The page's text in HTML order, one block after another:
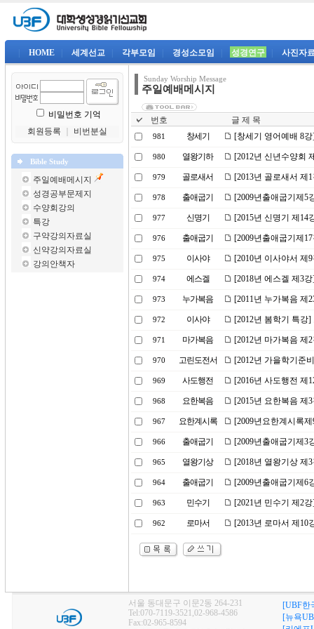
HOME 세계선교 각부모임 경성소모임 성경연구 사진자
비밀번호 기억
회원등록
비번분실
Bible Study
주일예배메시지
성경공부문제지
수양회강의
특강
구약강의자료실
신약강의자료실
강의안책자
Sunday Worship Message
주일예배메시지
번호 글 제 목
981 창세기 [창세기 영어예배 8
980 열왕기하 [2012년 신년수양회
979 골로새서 [2013년 골로새서 제
978 출애굽기 [2009년출애굽기제5
977 신명기 [2015년 신명기 제14
976 출애굽기 [2009년출애굽기제
975 이사야 [2010년 이사야서 제
974 에스겔 [2018년 에스겔 제3
973 누가복음 [2011년 누가복음 제
972 이사야 [2012년 봄학기 특강
971 마가복음 [2012년 마가복음 제
970 고린도전서 [2012년 가을학기준
969 사도행전 [2016년 사도행전 제
968 요한복음 [2015년 요한복음 제
967 요한계시록 [2009년요한계시록
966 출애굽기 [2009년출애굽기제3
965 열왕기상 [2018년 열왕기상 제
964 출애굽기 [2009년출애굽기제6
963 민수기 [2021년 민수기 제2
962 로마서 [2013년 로마서 제10
서울 동대문구 이문2동 264-231
Tel:070-7119-3521,02-968-4586
Fax:02-965-8594
[UBF한
[뉴욕